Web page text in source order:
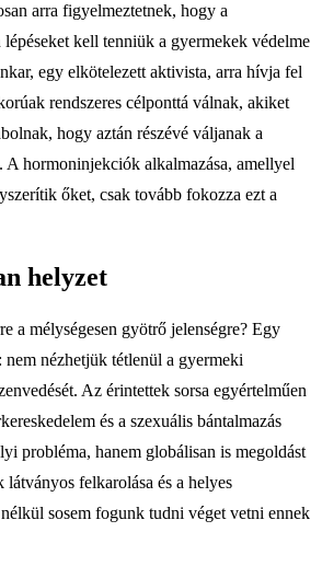
arra figyelmeztetnek, hogy a
lépéseket kell tenniük a gyermekek védelme
egy elkötelezett aktivista, arra hívja fel
rendszeres célponttá válnak, akiket
hogy aztán részévé váljanak a
A hormoninjekciók alkalmazása, amellyel
őket, csak tovább fokozza ezt a
helyzet
a mélységesen gyötrő jelenségre? Egy
nézhetjük tétlenül a gyermeki
Az érintettek sorsa egyértelműen
és a szexuális bántalmazás
probléma, hanem globálisan is megoldást
felkarolása és a helyes
nélkül sosem fogunk tudni véget vetni ennek